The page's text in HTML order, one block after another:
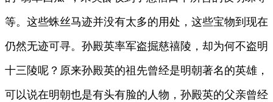
等。这些蛛丝马迹并没有太多的用处，这些宝物到现在
仍然无迹可寻。孙殿英率军盗掘慈禧陵，却为何不盗明
十三陵呢？原来孙殿英的祖先曾经是明朝著名的英雄，
可以说在明朝也是有头有脸的人物，孙殿英的父亲曾经